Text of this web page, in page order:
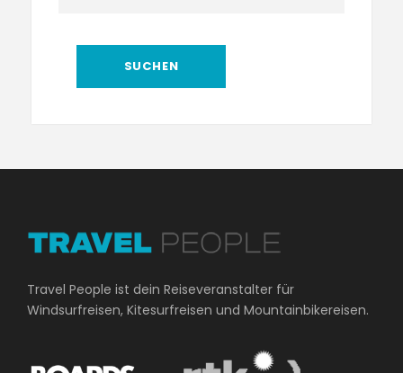
Travel People ist dein Reiseveranstalter für
Windsurfreisen, Kitesurfreisen und Mountainbikereisen.